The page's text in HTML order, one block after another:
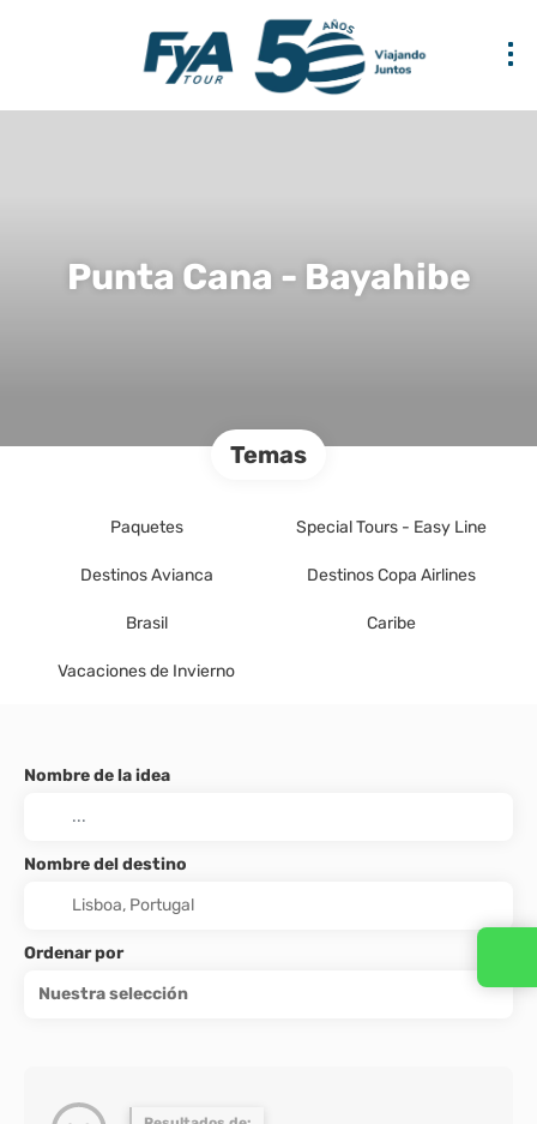
Punta Cana - Bayahibe
Temas
Paquetes Special Tours - Easy Line
Destinos Avianca Destinos Copa Airlines
Brasil Caribe
Vacaciones de Invierno
Nombre de la idea
Nombre del destino
Ordenar por
Nuestra selección